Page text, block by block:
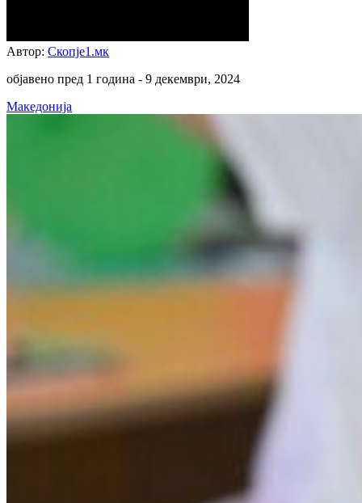
Автор: Скопје1.мк
објавено пред 1 година - 9 декември, 2024
Македонија